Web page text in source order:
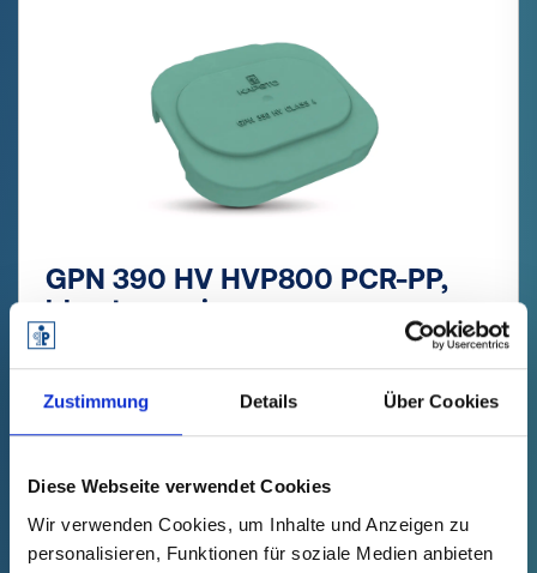
Zustimmung Details Über Cookies
Diese Webseite verwendet Cookies
Wir verwenden Cookies, um Inhalte und Anzeigen zu
personalisieren, Funktionen für soziale Medien anbieten
GPN 390 HV HVP800 PCR-PP,
bleu turquoise
commande
gratuit
Échantillon
Nombre (pièces)